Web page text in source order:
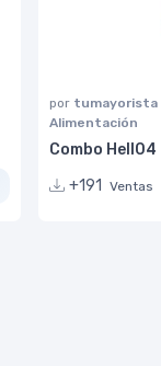
por tumayorista
Alimentación
Combo Hell04
+191
Ventas